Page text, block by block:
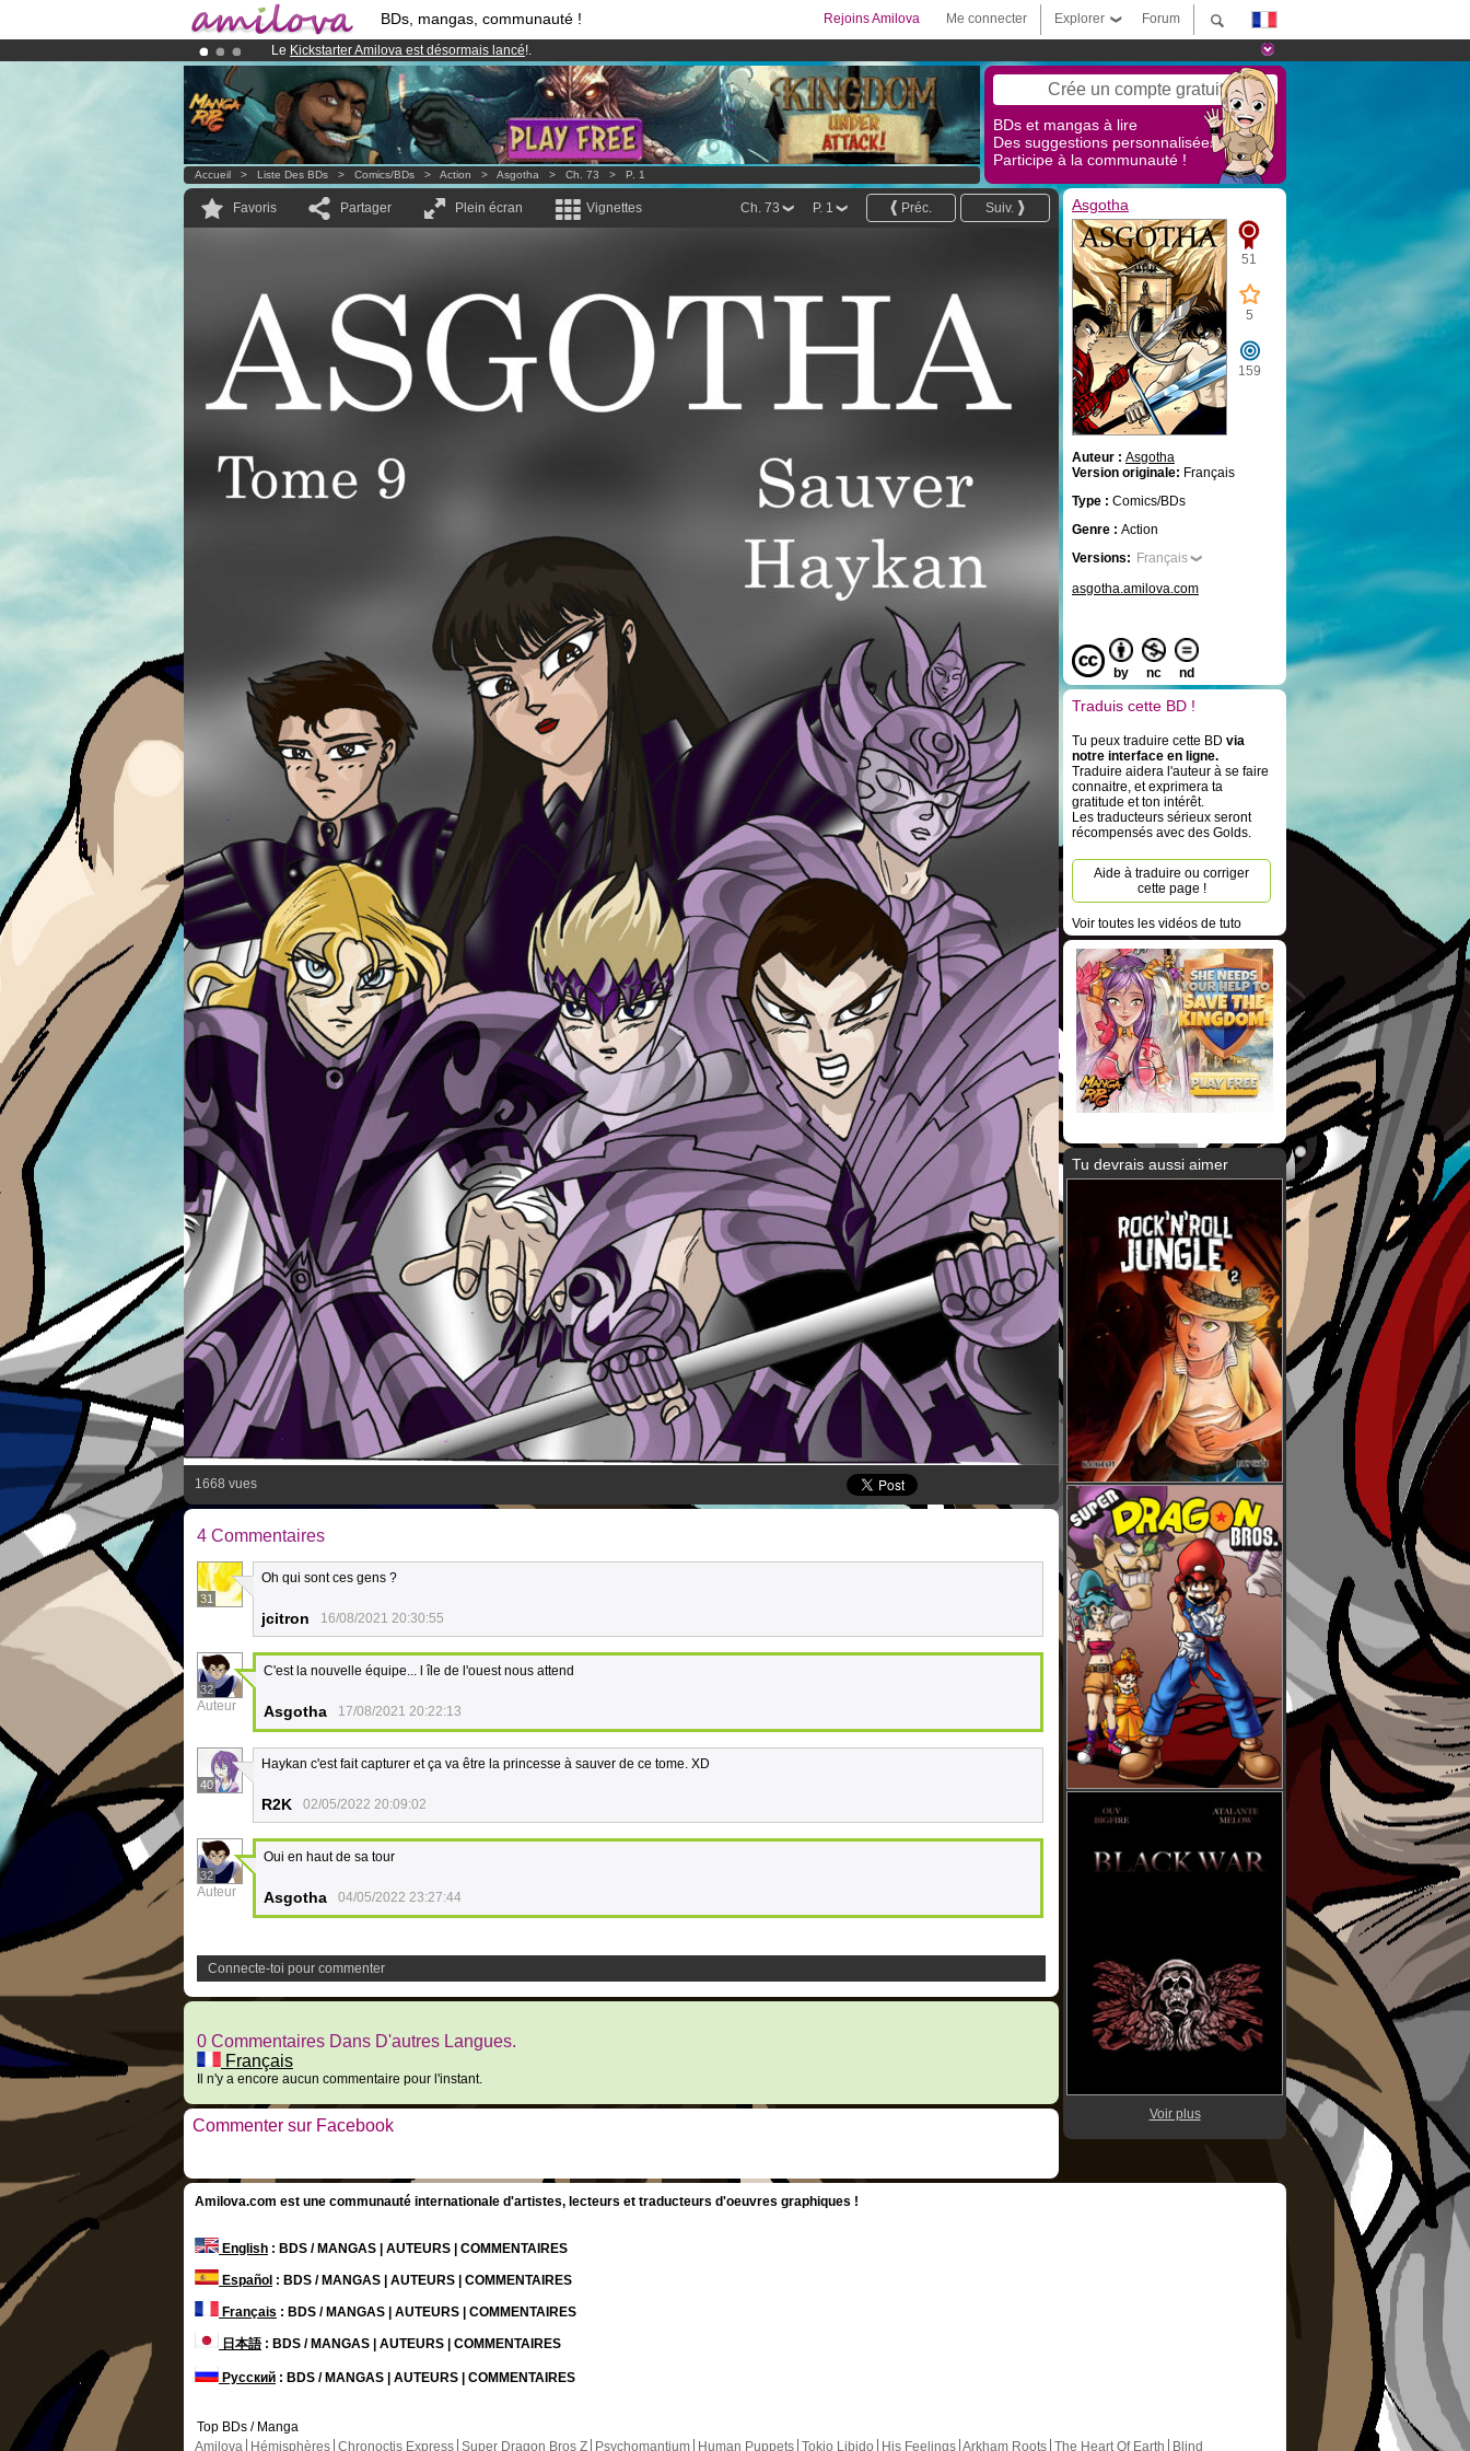
BDs, mangas, communauté ! Forum
Explorer
Me connecter
Rejoins Amilova
Le Kickstarter Amilova est désormais lancé!.
Déjà 134393membreset 1208BDs & Mangas!
Abonnement premium: à partir de
3.95 eurospar mois !Clique ici pour t'abonner Crée un compte gratuit
BDs et mangas à lire
Des suggestions personnalisées !
Participe à la communauté !
Accueil > Liste Des BDs > Comics/BDs > Action > Asgotha > Ch. 73 > P. 1
Favoris Partager Plein écran Vignettes Suiv.
Préc.
P. 1
Ch. 73
1668 vues
4 Commentaires
31
Oh qui sont ces gens ?
jcitron 16/08/2021 20:30:55
32
Auteur
C'est la nouvelle équipe... l île de l'ouest nous attend
Asgotha 17/08/2021 20:22:13
40
Haykan c'est fait capturer et ça va être la princesse à sauver de ce tome. XD
R2K 02/05/2022 20:09:02
32
Auteur
Oui en haut de sa tour
Asgotha 04/05/2022 23:27:44
Connecte-toi pour commenter
0 Commentaires Dans D'autres Langues.
Français
Il n'y a encore aucun commentaire pour l'instant.
Commenter sur Facebook
Asgotha
51
5
159
Auteur : Asgotha
Version originale: Français
Type : Comics/BDs
Genre : Action
Versions: Français
asgotha.amilova.com
by nc nd
Traduis cette BD !
Tu peux traduire cette BD via
notre interface en ligne.
Traduire aidera l'auteur à se faire
connaitre, et exprimera ta
gratitude et ton intérêt.
Les traducteurs sérieux seront
récompensés avec des Golds.
Aide à traduire ou corriger
cette page !
Voir toutes les vidéos de tuto
Tu devrais aussi aimer
Voir plus
Amilova.com est une communauté internationale d'artistes, lecteurs et traducteurs d'oeuvres graphiques !
English : BDS / MANGAS | AUTEURS | COMMENTAIRES
Español : BDS / MANGAS | AUTEURS | COMMENTAIRES
Français : BDS / MANGAS | AUTEURS | COMMENTAIRES
日本語: BDS / MANGAS | AUTEURS | COMMENTAIRES
Русский : BDS / MANGAS | AUTEURS | COMMENTAIRES
Top BDs / Manga
Amilova
Hémisphères Chronoctis Express Super Dragon Bros Z Psychomantium Human Puppets Tokio Libido His Feelings Arkham Roots The Heart Of Earth Blind